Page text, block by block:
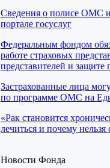
Сведения о полисе ОМС
портале госуслуг
Федеральным фондом
работе страховых
представителей и защите
Застрахованные лица
по программе ОМС на
«Рак становится
лечиться и почему нельзя
Новости Фонда